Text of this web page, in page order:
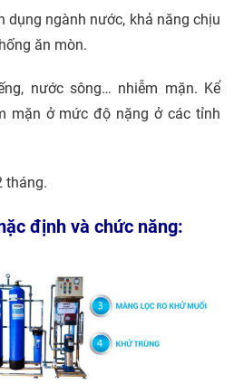
dụng ngành nước, khả năng chịu
ăn mòn.
nước sông… nhiễm mặn. Kể
mặn ở mức độ nặng ở các tỉnh
tháng.
định và chức năng: